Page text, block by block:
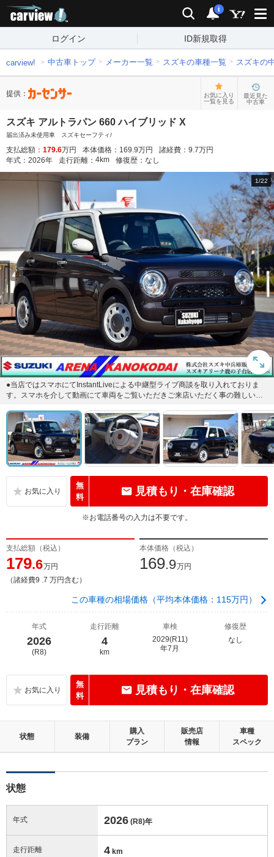
検索 通知
i
ログイン ID新規取得
carview! 中古車トップ メーカー一覧 スズキの車種一覧 スズキの
提供：
お気に入り
一覧を見る
最近見た
中古車
スズキ アルトラパン 660 ハイブリッド X
届出済み未使用車 スズキセーフティ/
支払総額： 179.6万円 本体価格： 169.9万円 諸経費： 9.7万円
年式： 2026年 走行距離： 4km 修復歴： なし
1/22
●当店ではスマホにてInstantLiveによる中継型ライブ商談を取り入れておりま
す。スマホを介して動画にて車両をご覧いただきご来店いただく事の難しい遠
無
料
見積もり・在庫確認
※お電話番号の入力は不要です。
支払総額（税込）
179.6万円
（諸経費9 .7 万円含む）
本体価格（税込）
169.9万円
この車種の相場価格（平均本体価格：115万円）
年式
2026
(R8)
走行距離
4
km
車検
2029(R11)
年7月
修復歴
なし
無
料
見積もり・在庫確認
状態 装備
購入
プラン
販売店
情報
車種
スペック
状態
年式 2026 (R8)年
走行距離 4 km